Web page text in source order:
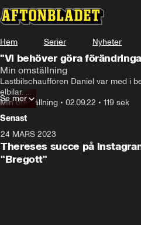
Hem Serier Nyheter
"Vi behöver göra
Min omställning
Lastbilschauffören Daniel var med i
elbilar.
Sedan fick han en uppenbarelse –
Nu vill han att fler ska göra
Min omställning • 02.09.22 • 119 sek
Se mer
Senast
24 MARS 2023
Thereses succe på
"Bregott"